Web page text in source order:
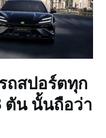
ถสปอร์ตทุก
ตัน นั้นถือว่า